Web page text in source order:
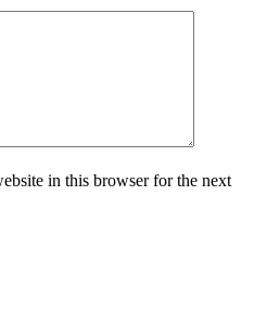
in this browser for the next